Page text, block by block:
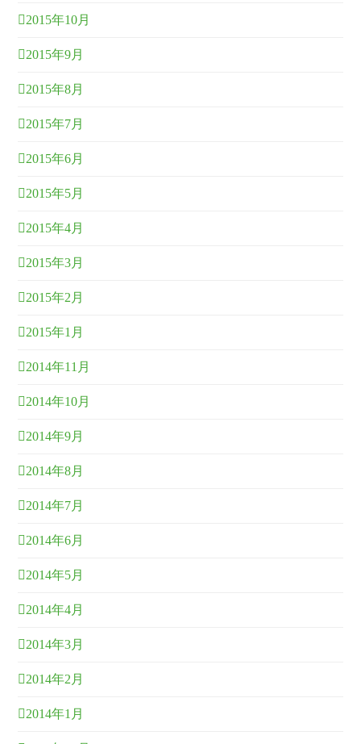
2015年10月
2015年9月
2015年8月
2015年7月
2015年6月
2015年5月
2015年4月
2015年3月
2015年2月
2015年1月
2014年11月
2014年10月
2014年9月
2014年8月
2014年7月
2014年6月
2014年5月
2014年4月
2014年3月
2014年2月
2014年1月